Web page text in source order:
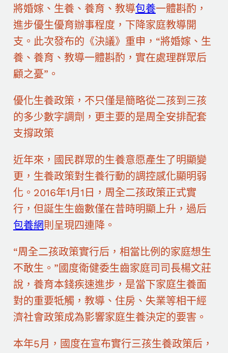
將婚嫁、生養、養育、教導包養一體斟酌，
進步優生優育辦事程度，下降家庭教導開
支。此次發布的《決議》重申，“將婚嫁、生
養、養育、教導一體斟酌，實在處理群眾后
顧之憂”。
優化生養政策，不只僅是簡略從二孩到三孩
的多少數字調劑，更主要的是周全安排配套
支撐政策
近年來，國民群眾的生養意愿產生了明顯變
更，生養政策對生養行動的調控感化顯明弱
化。2016年1月1日，周全二孩政策正式實
行，但誕生生齒數僅在昔時明顯上升，過后
包養網則呈現四連降。
“周全二孩政策實行后，相當比例的家庭想生
不敢生。”國度衛健委生齒家庭司司長楊文莊
說，養育本錢疾速進步，是當下家庭生養面
對的重要牴觸，教導、住房、失業等相干經
濟社會政策成為影響家庭生養決定的要害。
本年5月，國度在宣布實行三孩生養政策后，